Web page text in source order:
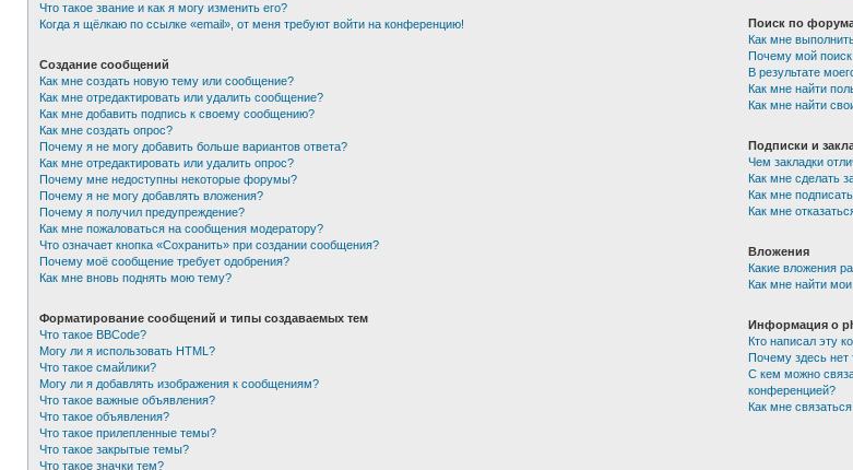
Что такое звание и как я могу изменить его?
Когда я щёлкаю по ссылке «email», от меня требуют войти на конференцию!
Создание сообщений
Как мне создать новую тему или сообщение?
Как мне отредактировать или удалить сообщение?
Как мне добавить подпись к своему сообщению?
Как мне создать опрос?
Почему я не могу добавить больше вариантов ответа?
Как мне отредактировать или удалить опрос?
Почему мне недоступны некоторые форумы?
Почему я не могу добавлять вложения?
Почему я получил предупреждение?
Как мне пожаловаться на сообщения модератору?
Что означает кнопка «Сохранить» при создании сообщения?
Почему моё сообщение требует одобрения?
Как мне вновь поднять мою тему?
Форматирование сообщений и типы создаваемых тем
Что такое BBCode?
Могу ли я использовать HTML?
Что такое смайлики?
Могу ли я добавлять изображения к сообщениям?
Что такое важные объявления?
Что такое объявления?
Что такое прилепленные темы?
Что такое закрытые темы?
Что такое значки тем?
Поиск по
Как мне
Почему мой поиск
В результате
Как мне найти
Как мне найти
Подписки и
Чем закладки
Как мне сделать
Как мне
Как мне
Вложения
Какие вложения
Как мне найти
Информация о
Кто написал эту
Почему здесь нет
С кем можно
конференцией?
Как мне